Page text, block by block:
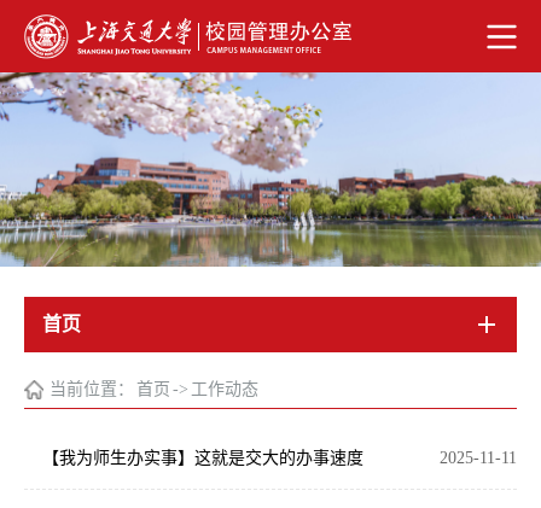
首页
当前位置： 首页 -> 工作动态
2025-11-11
【我为师生办实事】这就是交大的办事速度